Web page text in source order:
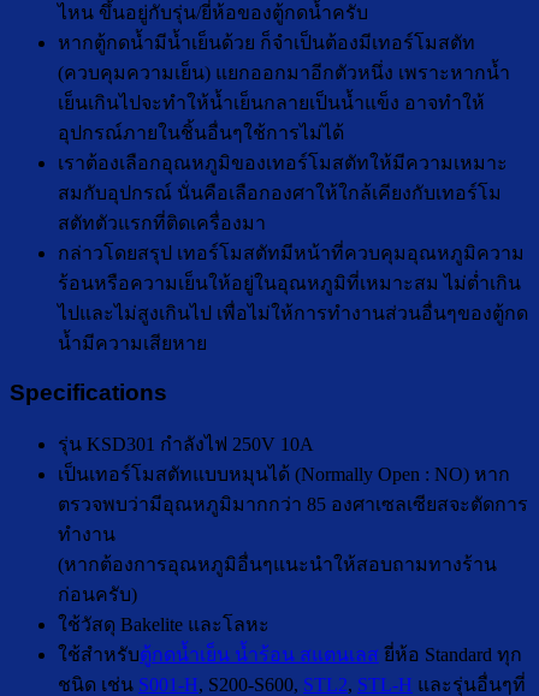
ไหน ขึ้นอยู่กับรุ่น/ยี่ห้อของตู้กดน้ำครับ
หากตู้กดน้ำมีน้ำเย็นด้วย ก็จำเป็นต้องมีเทอร์โมสตัท
(ควบคุมความเย็น) แยกออกมาอีกตัวหนึ่ง เพราะหากน้ำ
เย็นเกินไปจะทำให้น้ำเย็นกลายเป็นน้ำแข็ง อาจทำให้
อุปกรณ์ภายในชิ้นอื่นๆใช้การไม่ได้
เราต้องเลือกอุณหภูมิของเทอร์โมสตัทให้มีความเหมาะ
สมกับอุปกรณ์ นั่นคือเลือกองศาให้ใกล้เคียงกับเทอร์โม
สตัทตัวแรกที่ติดเครื่องมา
กล่าวโดยสรุป เทอร์โมสตัทมีหน้าที่ควบคุมอุณหภูมิความ
ร้อนหรือความเย็นให้อยู่ในอุณหภูมิที่เหมาะสม ไม่ต่ำเกิน
ไปและไม่สูงเกินไป เพื่อไม่ให้การทำงานส่วนอื่นๆของตู้กด
น้ำมีความเสียหาย
Specifications
รุ่น KSD301 กำลังไฟ 250V 10A
เป็นเทอร์โมสตัทแบบหมุนได้ (Normally Open : NO) หาก
ตรวจพบว่ามีอุณหภูมิมากกว่า 85 องศาเซลเซียสจะตัดการ
ทำงาน
(หากต้องการอุณหภูมิอื่นๆแนะนำให้สอบถามทางร้าน
ก่อนครับ)
ใช้วัสดุ Bakelite และโลหะ
ใช้สำหรับตู้กดน้ำเย็น น้ำร้อน สแตนเลส ยี่ห้อ Standard ทุก
ชนิด เช่น S001-H, S200-S600, STL2, STL-H และรุ่นอื่นๆที่